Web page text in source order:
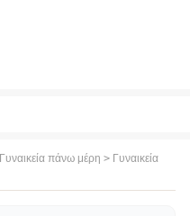
Γυναικεία πάνω μέρη > Γυναικεία